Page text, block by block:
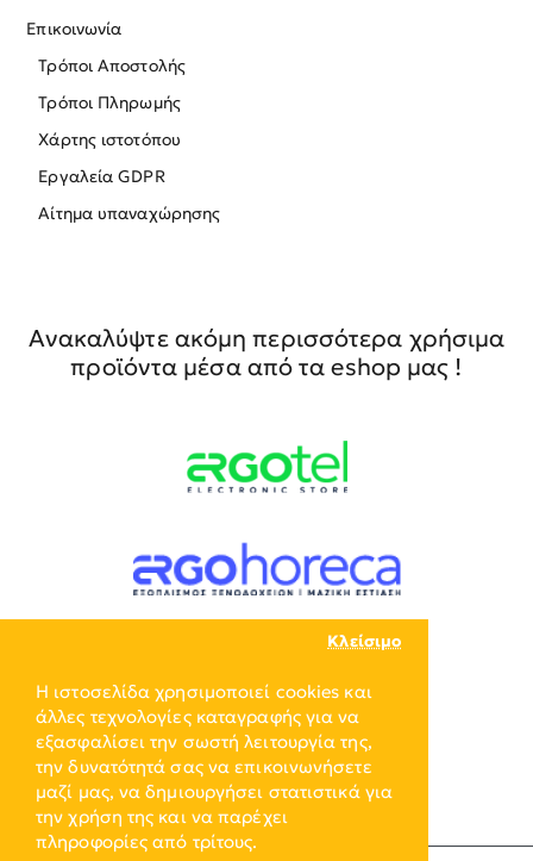
Η ιστοσελίδα χρησιμοποιεί cookies και
άλλες τεχνολογίες καταγραφής για να
εξασφαλίσει την σωστή λειτουργία της,
την δυνατότητά σας να επικοινωνήσετε
μαζί μας, να δημιουργήσει στατιστικά για
την χρήση της και να παρέχει
πληροφορίες από τρίτους.
Κλείσιμο
Επικοινωνία
Τρόποι Αποστολής
Τρόποι Πληρωμής
Χάρτης ιστοτόπου
Εργαλεία GDPR
Αίτημα υπαναχώρησης
Ανακαλύψτε ακόμη περισσότερα χρήσιμα
προϊόντα μέσα από τα eshop μας !